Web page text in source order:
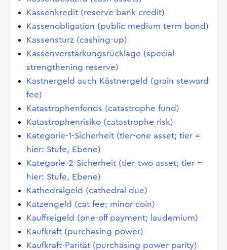
Kassenkredit (reserve bank credit)
Kassenobligation (public medium term bond)
Kassensturz (cashing-up)
Kassenverstärkungsrücklage (special
strengthening reserve)
Kastnergeld auch Kästnergeld (grain steward
fee)
Katastrophenfonds (catastrophe fund)
Katastrophenrisiko (catastrophe risk)
Kategorie-1-Sicherheit (tier-one asset; tier =
hier: Stufe, Ebene)
Kategorie-2-Sicherheit (tier-two asset; tier =
hier: Stufe, Ebene)
Kathedralgeld (cathedral due)
Katzengeld (cat fee; minor coin)
Kauffreigeld (one-off payment; laudemium)
Kaufkraft (purchasing power)
Kaufkraft-Parität (purchasing power parity)